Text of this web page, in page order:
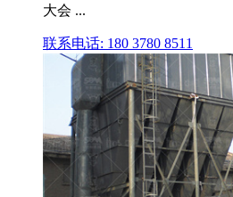
大会 ...
联系电话: 180 3780 8511